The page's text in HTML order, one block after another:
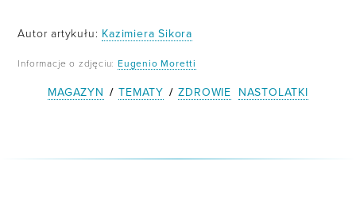
Autor artykułu: Kazimiera Sikora
Informacje o zdjęciu: Eugenio Moretti
MAGAZYN / TEMATY / ZDROWIE NASTOLATKI